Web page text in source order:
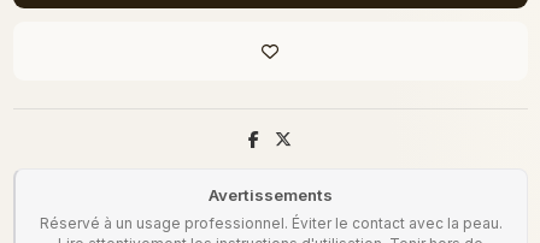
Avertissements
Réservé à un usage professionnel. Éviter le contact avec la peau.